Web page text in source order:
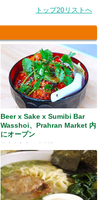
トップ20リストへ
Beer x Sake x Sumibi Bar
Wasshoi、Prahran Market 内
にオープン
日本食文化の発信地